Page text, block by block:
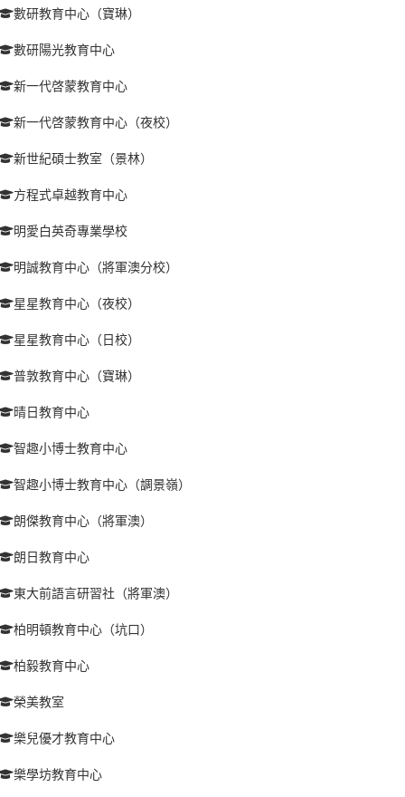
數研教育中心（寶琳）
數研陽光教育中心
新一代啓蒙教育中心
新一代啓蒙教育中心（夜校）
新世紀碩士教室（景林）
方程式卓越教育中心
明愛白英奇專業學校
明誠教育中心（將軍澳分校）
星星教育中心（夜校）
星星教育中心（日校）
普敦教育中心（寶琳）
晴日教育中心
智趣小博士教育中心
智趣小博士教育中心（調景嶺）
朗傑教育中心（將軍澳）
朗日教育中心
東大前語言研習社（將軍澳）
柏明頓教育中心（坑口）
柏毅教育中心
榮美教室
樂兒優才教育中心
樂學坊教育中心